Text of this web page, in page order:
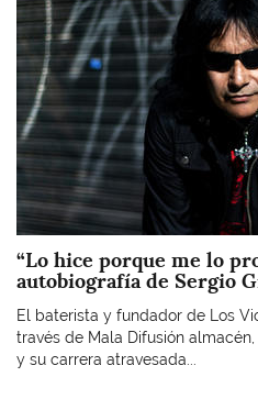
“Lo hice porque me lo
autobiografía de Sergio
El baterista y fundador de Los
través de Mala Difusión
y su carrera atravesada...